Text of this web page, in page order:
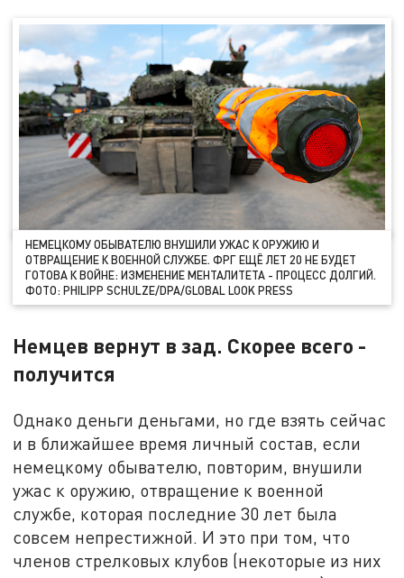
НЕМЕЦКОМУ ОБЫВАТЕЛЮ ВНУШИЛИ УЖАС К ОРУЖИЮ И
ОТВРАЩЕНИЕ К ВОЕННОЙ СЛУЖБЕ. ФРГ ЕЩЁ ЛЕТ 20 НЕ БУДЕТ
ГОТОВА К ВОЙНЕ: ИЗМЕНЕНИЕ МЕНТАЛИТЕТА - ПРОЦЕСС ДОЛГИЙ.
ФОТО: PHILIPP SCHULZE/DPA/GLOBAL LOOK PRESS
Немцев вернут в зад. Скорее всего -
получится
Однако деньги деньгами, но где взять сейчас
и в ближайшее время личный состав, если
немецкому обывателю, повторим, внушили
ужас к оружию, отвращение к военной
службе, которая последние 30 лет была
совсем непрестижной. И это при том, что
членов стрелковых клубов (некоторые из них